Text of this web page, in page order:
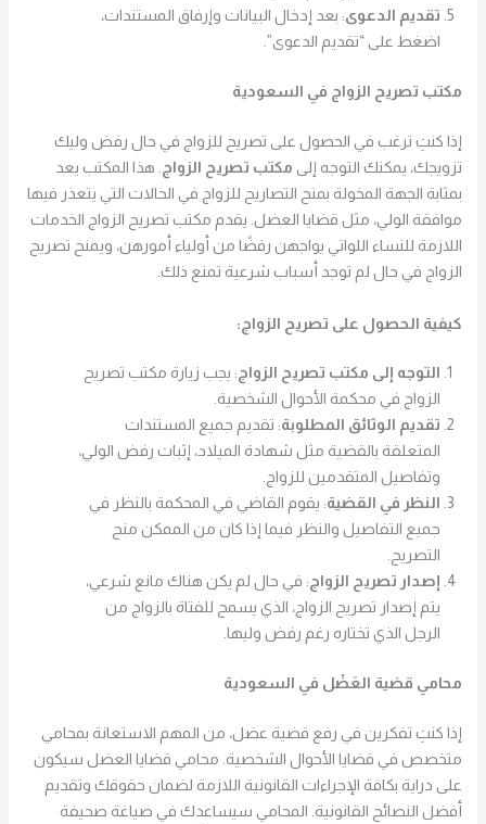
تقديم الدعوى: بعد إدخال البيانات وإرفاق المستندات،
اضغط على “تقديم الدعوى”.
مكتب تصريح الزواج في السعودية
إذا كنتِ ترغب في الحصول على تصريح للزواج في حال رفض وليك
تزويجك، يمكنك التوجه إلى مكتب تصريح الزواج. هذا المكتب يعد
بمثابة الجهة المخولة بمنح التصاريح للزواج في الحالات التي يتعذر فيها
موافقة الولي، مثل قضايا العضل. يقدم مكتب تصريح الزواج الخدمات
اللازمة للنساء اللواتي يواجهن رفضًا من أولياء أمورهن، ويمنح تصريح
الزواج في حال لم توجد أسباب شرعية تمنع ذلك.
كيفية الحصول على تصريح الزواج:
التوجه إلى مكتب تصريح الزواج: يجب زيارة مكتب تصريح
الزواج في محكمة الأحوال الشخصية.
تقديم الوثائق المطلوبة: تقديم جميع المستندات
المتعلقة بالقضية مثل شهادة الميلاد، إثبات رفض الولي،
وتفاصيل المتقدمين للزواج.
النظر في القضية: يقوم القاضي في المحكمة بالنظر في
جميع التفاصيل والنظر فيما إذا كان من الممكن منح
التصريح.
إصدار تصريح الزواج: في حال لم يكن هناك مانع شرعي،
يتم إصدار تصريح الزواج، الذي يسمح للفتاة بالزواج من
الرجل الذي تختاره رغم رفض وليها.
محامي قضية العَضْل في السعودية
إذا كنتِ تفكرين في رفع قضية عضل، من المهم الاستعانة بمحامي
متخصص في قضايا الأحوال الشخصية. محامي قضايا العضل سيكون
على دراية بكافة الإجراءات القانونية اللازمة لضمان حقوقك وتقديم
أفضل النصائح القانونية. المحامي سيساعدك في صياغة صحيفة